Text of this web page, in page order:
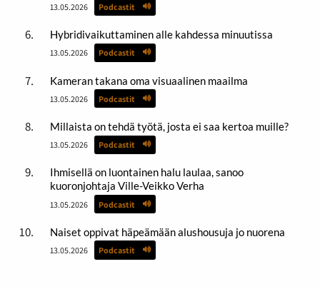
13.05.2026 Podcastit
Hybridivaikuttaminen alle kahdessa minuutissa
13.05.2026 Podcastit
Kameran takana oma visuaalinen maailma
13.05.2026 Podcastit
Millaista on tehdä työtä, josta ei saa kertoa muille?
13.05.2026 Podcastit
Ihmisellä on luontainen halu laulaa, sanoo
kuoronjohtaja Ville-Veikko Verha
13.05.2026 Podcastit
Naiset oppivat häpeämään alushousuja jo nuorena
13.05.2026 Podcastit